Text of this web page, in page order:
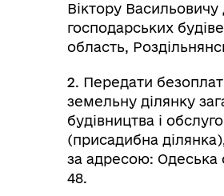
Віктору
господарських
область,
2. Передати
земельну ділянку
будівництва і
(присадибна
за адресою: Одеська
48.